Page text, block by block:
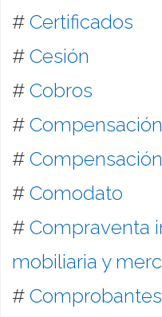
# Certificados
# Cesión
# Cobros
# Compensación
#
# Comodato
# Compraventa
mobiliaria y
# Comprobantes